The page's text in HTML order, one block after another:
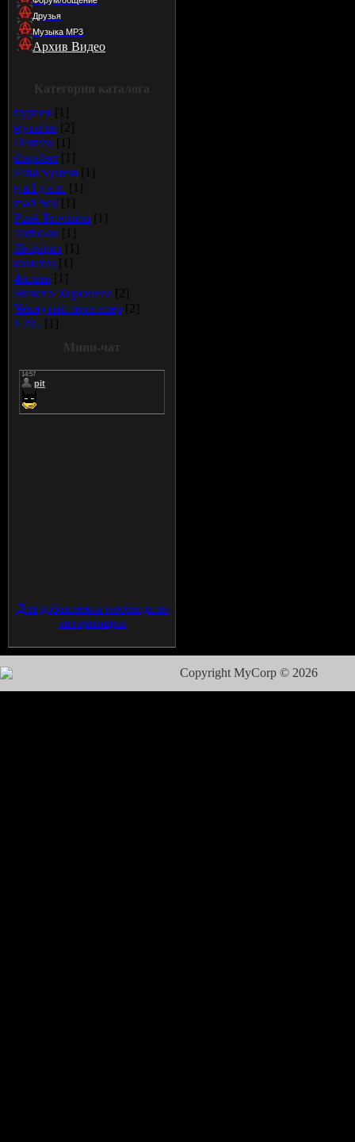
Друзья
Музыка МР3
Архив Видео
Категории каталога
пурген
[1]
мутаген
[2]
Distress
[1]
dispolser
[1]
Fatal System
[1]
g.a.l.g.e.n.
[1]
mad Sox
[1]
Punk Provision
[1]
Turbolax
[1]
Инфаркт
[1]
коматоз
[1]
4scums
[1]
Ничего Хорошего
[2]
Чёкнутый пропелер
[2]
F.P.G
[1]
Мини-чат
Для добавления необходима
авторизация
Copyright MyCorp © 2026